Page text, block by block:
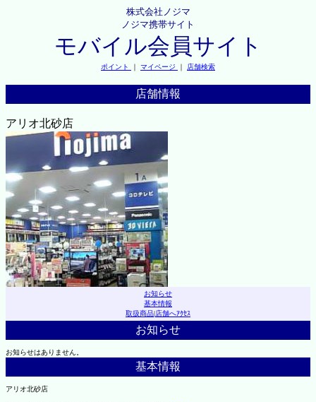
株式会社ノジマ
ノジマ携帯サイト
モバイル会員サイト
ポイント ｜ マイページ ｜ 店舗検索
店舗情報
アリオ北砂店
お知らせ
基本情報
取扱商品|店舗へｱｸｾｽ
お知らせ
お知らせはありません。
基本情報
アリオ北砂店